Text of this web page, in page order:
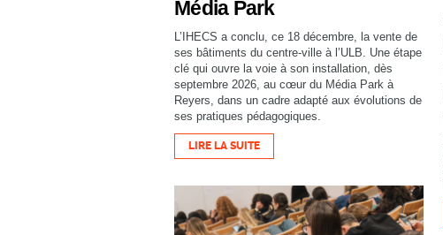
Média Park
L’IHECS a conclu, ce 18 décembre, la vente de
ses bâtiments du centre-ville à l’ULB. Une étape
clé qui ouvre la voie à son installation, dès
septembre 2026, au cœur du Média Park à
Reyers, dans un cadre adapté aux évolutions de
ses pratiques pédagogiques.
LIRE LA SUITE